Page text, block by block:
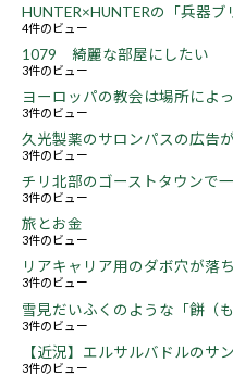
HUNTER×HUNTERの「兵器
4件のビュー
1079 綺麗な部屋にしたい
3件のビュー
ヨーロッパの教会は場所によ
3件のビュー
久光製薬のサロンパスの広告
3件のビュー
チリ北部のゴーストタウンで
3件のビュー
旅とお金
3件のビュー
リアキャリア用のダボ穴が落
3件のビュー
雪見だいふくのような「餅（
3件のビュー
【近況】エルサルバドルのサ
3件のビュー